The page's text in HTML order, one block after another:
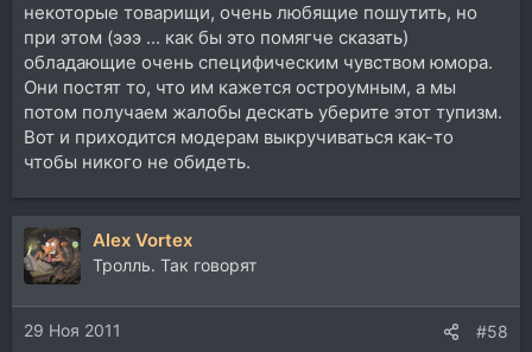
некоторые товарищи, очень любящие пошутить, но
при этом (эээ ... как бы это помягче сказать)
обладающие очень специфическим чувством юмора.
Они постят то, что им кажется остроумным, а мы
потом получаем жалобы дескать уберите этот тупизм.
Вот и приходится модерам выкручиваться как-то
чтобы никого не обидеть.
Alex Vortex
Тролль. Так говорят
29 Ноя 2011 #58